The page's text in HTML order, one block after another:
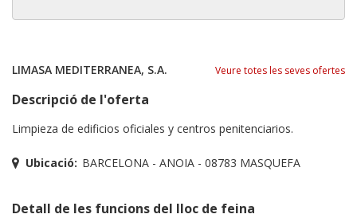
LIMASA MEDITERRANEA, S.A. Veure totes les seves ofertes
Descripció de l'oferta
Limpieza de edificios oficiales y centros penitenciarios.
Ubicació: BARCELONA - ANOIA - 08783 MASQUEFA
Detall de les funcions del lloc de feina